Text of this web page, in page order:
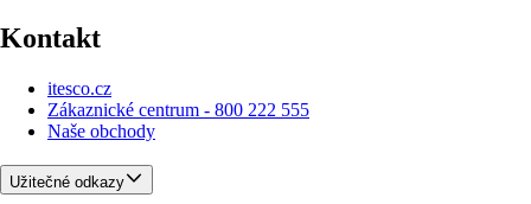
Kontakt
itesco.cz
Zákaznické centrum - 800 222 555
Naše obchody
Užitečné odkazy